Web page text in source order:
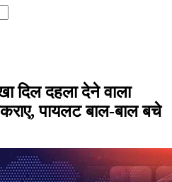
दिल दहला देने वाला
पायलट बाल-बाल बचे